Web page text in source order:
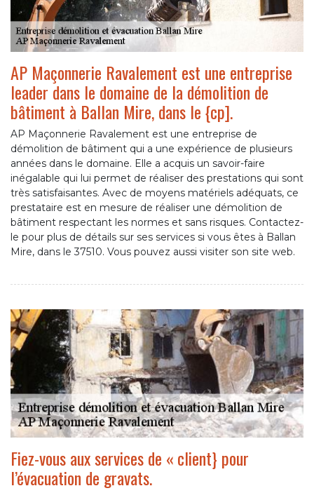
AP Maçonnerie Ravalement est une entreprise
leader dans le domaine de la démolition de
bâtiment à Ballan Mire, dans le {cp].
AP Maçonnerie Ravalement est une entreprise de
démolition de bâtiment qui a une expérience de plusieurs
années dans le domaine. Elle a acquis un savoir-faire
inégalable qui lui permet de réaliser des prestations qui sont
très satisfaisantes. Avec de moyens matériels adéquats, ce
prestataire est en mesure de réaliser une démolition de
bâtiment respectant les normes et sans risques. Contactez-
le pour plus de détails sur ses services si vous êtes à Ballan
Mire, dans le 37510. Vous pouvez aussi visiter son site web.
Fiez-vous aux services de « client} pour
l’évacuation de gravats.